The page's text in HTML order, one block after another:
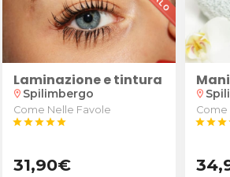
San Daniele del Friuli
del Friuli
e preparazione al parto
Laminazione e tintura ciglia
location_on Spilimbergo
Come Nelle Favole
starstarstarstarstar
31,90€
location_on
Come
starstarstar